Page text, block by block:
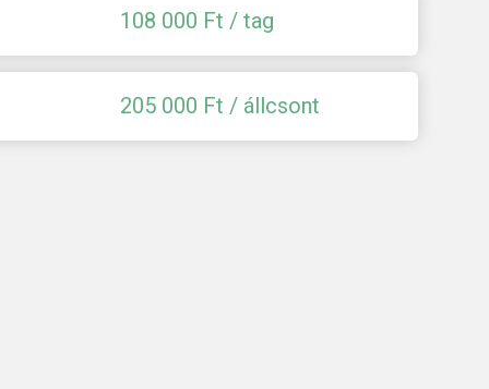
108 000 Ft / tag
205 000 Ft / állcsont